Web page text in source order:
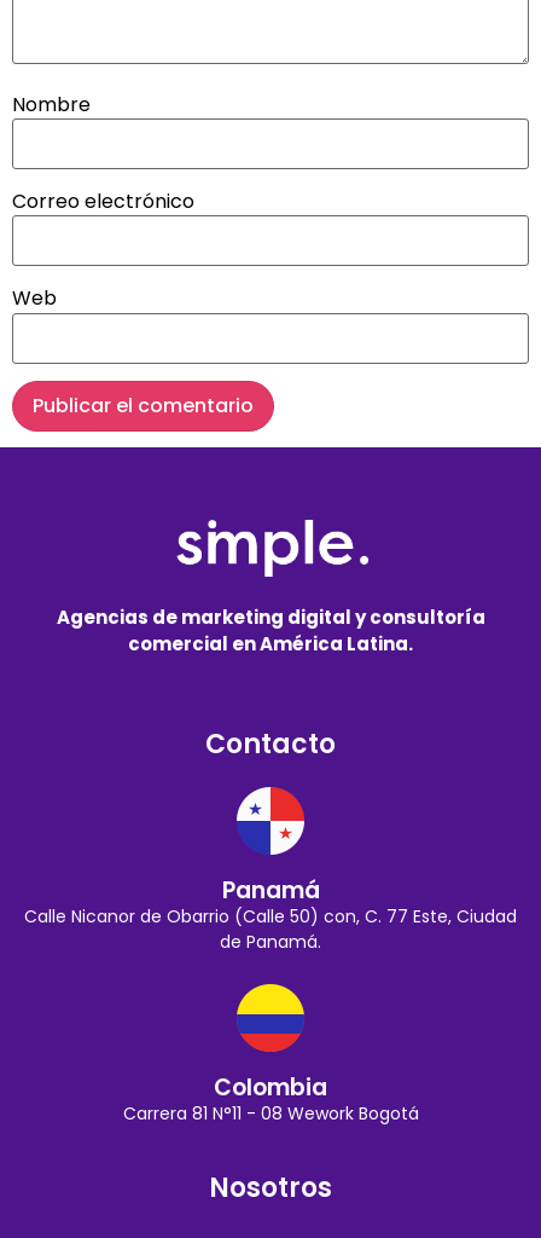
Nombre
Correo electrónico
Web
Agencias de marketing digital y consultoría
comercial en América Latina.
Contacto
Panamá
Calle Nicanor de Obarrio (Calle 50) con, C. 77 Este, Ciudad
de Panamá.
Colombia
Carrera 81 N°11 - 08 Wework Bogotá
Nosotros